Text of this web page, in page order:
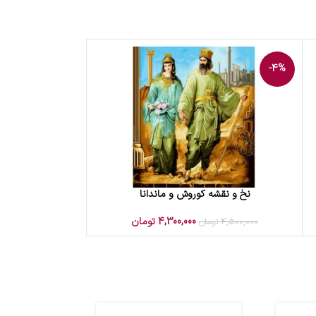
-4%
افزودن به سبد خریدنخ و نقشه کوروش و ماندانا
4,500,000 تومان 4,300,000تومان